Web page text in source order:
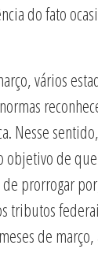
do fato
vários
Nesse
objetivo de
prorrogar
tributos
de